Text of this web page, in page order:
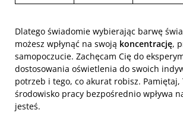
Dlatego świadomie wybierając barwę
możesz wpłynąć na swoją koncentrację,
samopoczucie. Zachęcam Cię do
dostosowania oświetlenia do swoich
potrzeb i tego, co akurat robisz. Pamiętaj,
środowisko pracy bezpośrednio wpływa
jesteś.